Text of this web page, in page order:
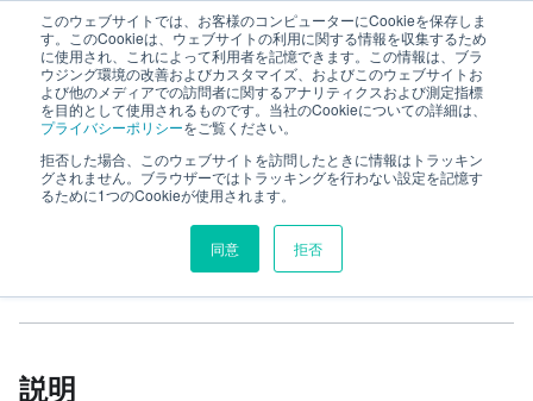
このウェブサイトでは、お客様のコンピューターにCookieを保存しま
す。このCookieは、ウェブサイトの利用に関する情報を収集するため
に使用され、これによって利用者を記憶できます。この情報は、ブラ
ウジング環境の改善およびカスタマイズ、およびこのウェブサイトお
よび他のメディアでの訪問者に関するアナリティクスおよび測定指標
を目的として使用されるものです。当社のCookieについての詳細は、
プライバシーポリシーをご覧ください。
拒否した場合、このウェブサイトを訪問したときに情報はトラッキン
グされません。ブラウザーではトラッキングを行わない設定を記憶す
るために1つのCookieが使用されます。
同意 拒否
TimeTracker RX Web API ヘルプ
リファレンス system
organizations
このページの見出し
組織一覧の取得
説明